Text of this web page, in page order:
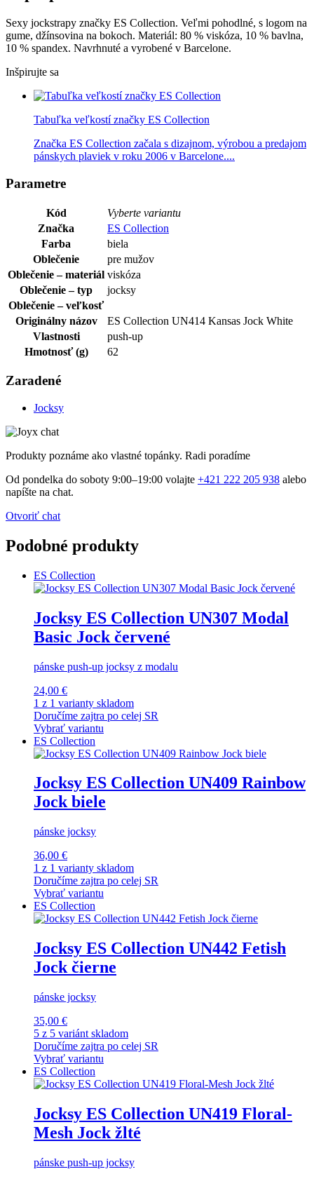
Sexy jockstrapy značky ES Collection. Veľmi pohodlné, s logom na
gume, džínsovina na bokoch. Materiál: 80 % viskóza, 10 % bavlna,
10 % spandex. Navrhnuté a vyrobené v Barcelone.
Inšpirujte sa
Tabuľka veľkostí značky ES Collection
Značka ES Collection začala s dizajnom, výrobou a predajom
pánskych plaviek v roku 2006 v Barcelone....
Parametre
Kód
Vyberte variantu
Značka
ES Collection
Farba
biela
Oblečenie
pre mužov
Oblečenie – materiál viskóza
Oblečenie – typ
jocksy
Oblečenie – veľkosť
Originálny názov
ES Collection UN414 Kansas Jock White
Vlastnosti
push-up
Hmotnosť (g)
62
Zaradené
Jocksy
Produkty poznáme ako vlastné topánky. Radi poradíme
Od pondelka do soboty 9:00–19:00 volajte +421 222 205 938 alebo
napíšte na chat.
Otvoriť chat
Podobné produkty
ES Collection
Jocksy ES Collection UN307 Modal
Basic Jock červené
pánske push-up jocksy z modalu
24,00 €
1 z 1 varianty skladom
Doručíme zajtra po celej SR
Vybrať variantu
ES Collection
Jocksy ES Collection UN409 Rainbow
Jock biele
pánske jocksy
36,00 €
1 z 1 varianty skladom
Doručíme zajtra po celej SR
Vybrať variantu
ES Collection
Jocksy ES Collection UN442 Fetish
Jock čierne
pánske jocksy
35,00 €
5 z 5 variánt skladom
Doručíme zajtra po celej SR
Vybrať variantu
ES Collection
Jocksy ES Collection UN419 Floral-
Mesh Jock žlté
pánske push-up jocksy